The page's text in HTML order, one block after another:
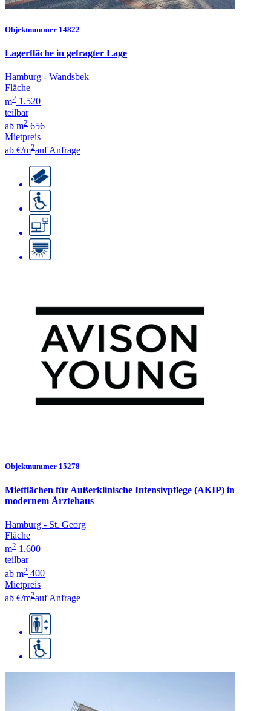
Objektnummer 14822
Lagerfläche in gefragter Lage
Hamburg - Wandsbek
Fläche
m2 1.520
teilbar
ab m2 656
Mietpreis
ab €/m2auf Anfrage
Objektnummer 15278
Mietflächen für Außerklinische Intensivpflege (AKIP) in
modernem Ärztehaus
Hamburg - St. Georg
Fläche
m2 1.600
teilbar
ab m2 400
Mietpreis
ab €/m2auf Anfrage